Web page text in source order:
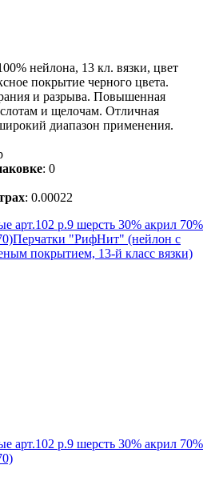
нейлона, 13 кл. вязки, цвет
покрытие черного цвета.
и разрыва. Повышенная
и щелочам. Отличная
диапазон применения.
: 0
: 0.00022
арт.102 р.9 шерсть 30% акрил 70%
Перчатки "РифНит" (нейлон с
покрытием, 13-й класс вязки)
арт.102 р.9 шерсть 30% акрил 70%